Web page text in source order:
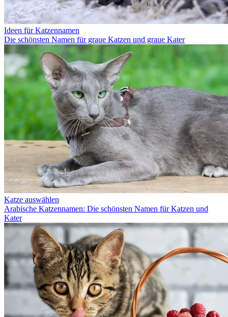
Ideen für Katzennamen
Die schönsten Namen für graue Katzen und graue Kater
Katze auswählen
Arabische Katzennamen: Die schönsten Namen für Katzen und
Kater